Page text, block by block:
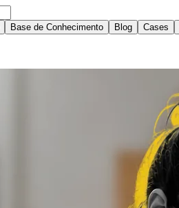
Base de Conhecimento Blog Cases